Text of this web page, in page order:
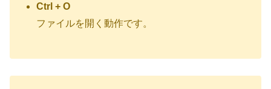
Ctrl + O
ファイルを開く動作です。